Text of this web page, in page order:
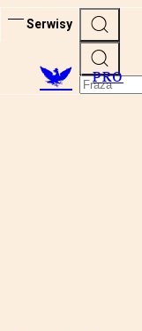
Serwisy
PRO